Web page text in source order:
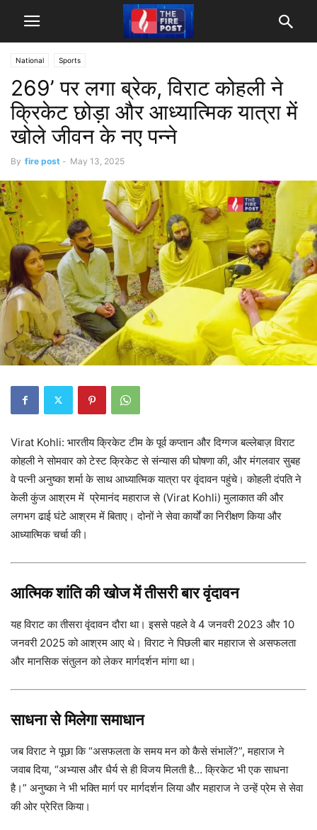
National Sports
269’ पर लगा ब्रेक, विराट कोहली ने
क्रिकेट छोड़ा और आध्यात्मिक यात्रा में
खोले जीवन के नए पन्ने
By fire post - May 13, 2025
Virat Kohli: भारतीय क्रिकेट टीम के पूर्व कप्तान और दिग्गज बल्लेबाज़ विराट
कोहली ने सोमवार को टेस्ट क्रिकेट से संन्यास की घोषणा की, और मंगलवार सुबह
वे पत्नी अनुष्का शर्मा के साथ आध्यात्मिक यात्रा पर वृंदावन पहुंचे। कोहली दंपति ने
केली कुंज आश्रम में प्रेमानंद महाराज से (Virat Kohli) मुलाकात की और
लगभग ढाई घंटे आश्रम में बिताए। दोनों ने सेवा कार्यों का निरीक्षण किया और
आध्यात्मिक चर्चा की।
आत्मिक शांति की खोज में तीसरी बार वृंदावन
यह विराट का तीसरा वृंदावन दौरा था। इससे पहले वे 4 जनवरी 2023 और 10
जनवरी 2025 को आश्रम आए थे। विराट ने पिछली बार महाराज से असफलता
और मानसिक संतुलन को लेकर मार्गदर्शन मांगा था।
साधना से मिलेगा समाधान
जब विराट ने पूछा कि “असफलता के समय मन को कैसे संभालें?”, महाराज ने
जवाब दिया, “अभ्यास और धैर्य से ही विजय मिलती है… क्रिकेट भी एक साधना
है।” अनुष्का ने भी भक्ति मार्ग पर मार्गदर्शन लिया और महाराज ने उन्हें प्रेम से सेवा
की ओर प्रेरित किया।